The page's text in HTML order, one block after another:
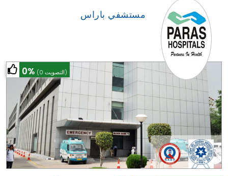
مستشفي باراس
0% (0 التصويت)